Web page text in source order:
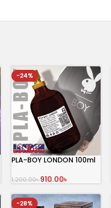
-24%
PLA-BOY LONDON 100ml
1,200.00৳910.00৳
অর্ডার করুন
-28%